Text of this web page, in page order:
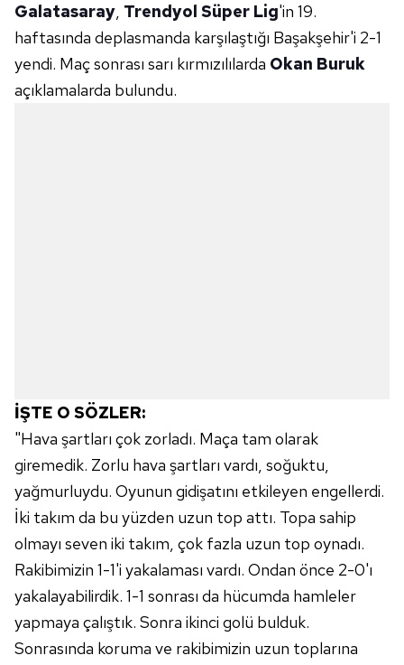
Galatasaray, Trendyol Süper Lig'in 19.
haftasında deplasmanda karşılaştığı Başakşehir'i 2-1
yendi. Maç sonrası sarı kırmızılılarda Okan Buruk
açıklamalarda bulundu.
İŞTE O SÖZLER:
"Hava şartları çok zorladı. Maça tam olarak
giremedik. Zorlu hava şartları vardı, soğuktu,
yağmurluydu. Oyunun gidişatını etkileyen engellerdi.
İki takım da bu yüzden uzun top attı. Topa sahip
olmayı seven iki takım, çok fazla uzun top oynadı.
Rakibimizin 1-1'i yakalaması vardı. Ondan önce 2-0'ı
yakalayabilirdik. 1-1 sonrası da hücumda hamleler
yapmaya çalıştık. Sonra ikinci golü bulduk.
Sonrasında koruma ve rakibimizin uzun toplarına